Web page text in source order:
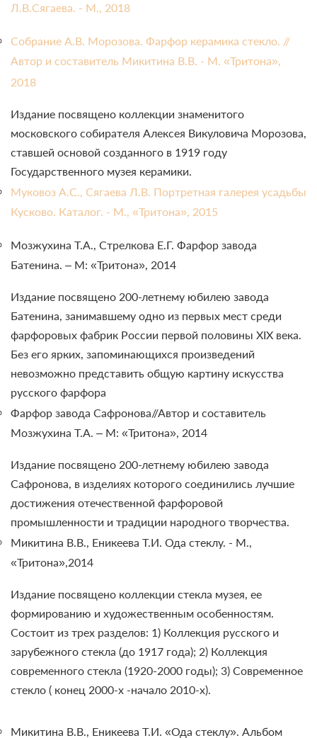
Л.В.Сягаева. - М., 2018
Собрание А.В. Морозова. Фарфор керамика стекло. //
Автор и составитель Микитина В.В. - М. «Тритона»,
2018
Издание посвящено коллекции знаменитого
московского собирателя Алексея Викуловича Морозова,
ставшей основой созданного в 1919 году
Государственного музея керамики.
Муковоз А.С., Сягаева Л.В. Портретная галерея усадьбы
Кусково. Каталог. - М., «Тритона», 2015
Мозжухина Т.А., Стрелкова Е.Г. Фарфор завода
Батенина. – М: «Тритона», 2014
Издание посвящено 200-летнему юбилею завода
Батенина, занимавшему одно из первых мест среди
фарфоровых фабрик России первой половины XIX века.
Без его ярких, запоминающихся произведений
невозможно представить общую картину искусства
русского фарфора
Фарфор завода Сафронова//Автор и составитель
Мозжухина Т.А. – М: «Тритона», 2014
Издание посвящено 200-летнему юбилею завода
Сафронова, в изделиях которого соединились лучшие
достижения отечественной фарфоровой
промышленности и традиции народного творчества.
Микитина В.В., Еникеева Т.И. Ода стеклу. - М.,
«Тритона»,2014
Издание посвящено коллекции стекла музея, ее
формированию и художественным особенностям.
Состоит из трех разделов: 1) Коллекция русского и
зарубежного стекла (до 1917 года); 2) Коллекция
современного стекла (1920-2000 годы); 3) Современное
стекло ( конец 2000-х -начало 2010-х).
Микитина В.В., Еникеева Т.И. «Ода стеклу». Альбом